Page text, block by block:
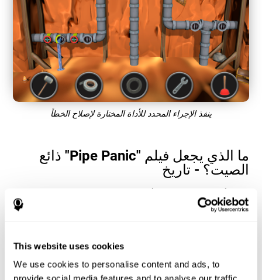
This website uses cookies
We use cookies to personalise content and ads, to
ينفذ الإجراء المحدد للأداة المختارة لإصلاح الخطأ
ما الذي يجعل فيلم "Pipe Panic" ذائع
الصيت؟ - تاريخ
Panic" ، المستخدمين على إدارة مواردهم المعرفية لتحسين أدائهم. هذا
يساعدهم على وضع أهداف معقدة بشكل متزايد تتطلب مهارة أكبر
كيف تحسّن لعبة "Pipe Panic" الذهنية من
مهاراتي المعرفية؟